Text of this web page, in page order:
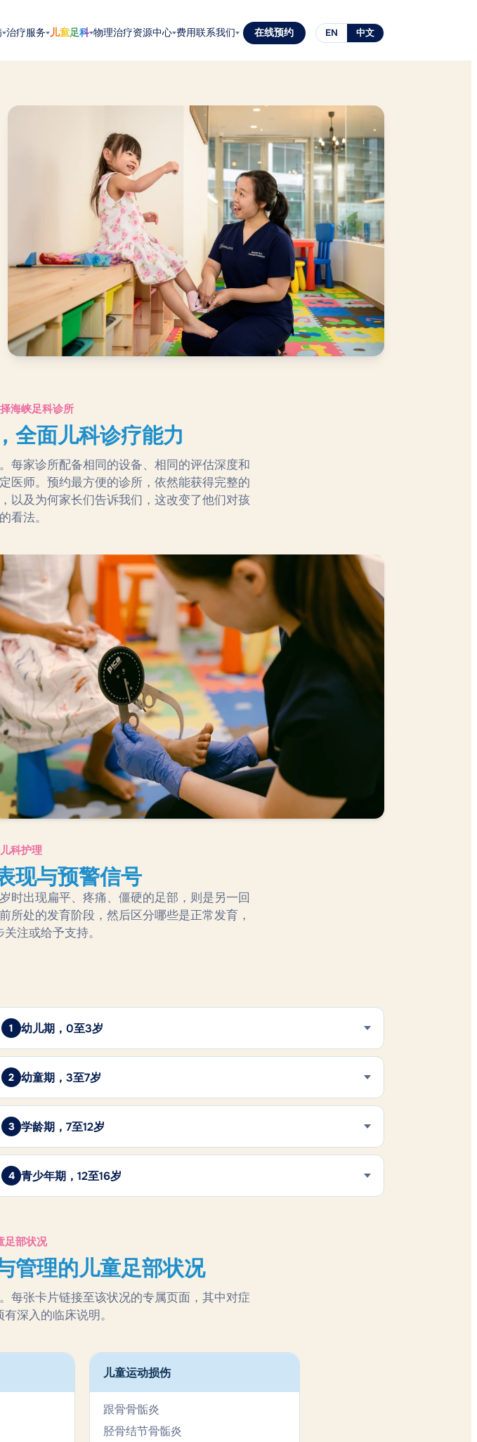
治疗服务 儿童足科 物理治疗资源中心 费用联系我们 在线预约 EN 中文
海峡足科诊所
全面儿科诊疗能力
每家诊所配备相同的设备、相同的评估深度和
医师。预约最方便的诊所，依然能获得完整的
以及为何家长们告诉我们，这改变了他们对孩
看法。
科护理
现与预警信号
时出现扁平、疼痛、僵硬的足部，则是另一回
所处的发育阶段，然后区分哪些是正常发育，
注或给予支持。
幼儿期，0至3岁
幼童期，3至7岁
学龄期，7至12岁
青少年期，12至16岁
足部状况
管理的儿童足部状况
每张卡片链接至该状况的专属页面，其中对症
深入的临床说明。
儿童运动损伤
跟骨骨骺炎
胫骨结节骨骺炎